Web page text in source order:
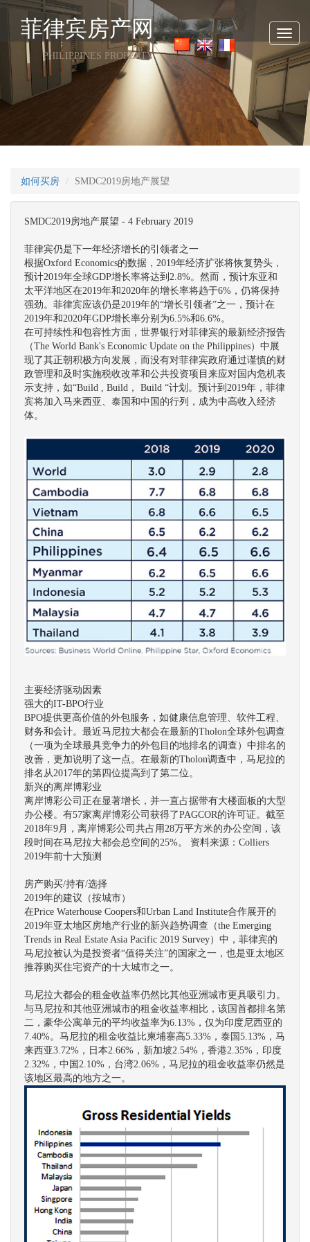
菲律宾房产网
PHILIPPINES PROPERTY
如何买房 SMDC2019房地产展望
SMDC2019房地产展望 - 4 February 2019
菲律宾仍是下一年经济增长的引领者之一
根据Oxford Economics的数据，2019年经济扩张将恢复势头，
预计2019年全球GDP增长率将达到2.8%。然而，预计东亚和
太平洋地区在2019年和2020年的增长率将趋于6%，仍将保持
强劲。菲律宾应该仍是2019年的“增长引领者”之一，预计在
2019年和2020年GDP增长率分别为6.5%和6.6%。
在可持续性和包容性方面，世界银行对菲律宾的最新经济报告
（The World Bank's Economic Update on the Philippines）中展
现了其正朝积极方向发展，而没有对菲律宾政府通过谨慎的财
政管理和及时实施税收改革和公共投资项目来应对国内危机表
示支持，如“Build , Build， Build “计划。预计到2019年，菲律
宾将加入马来西亚、泰国和中国的行列，成为中高收入经济
体。
主要经济驱动因素
强大的IT-BPO行业
BPO提供更高价值的外包服务，如健康信息管理、软件工程、
财务和会计。最近马尼拉大都会在最新的Tholon全球外包调查
（一项为全球最具竞争力的外包目的地排名的调查）中排名的
改善，更加说明了这一点。在最新的Tholon调查中，马尼拉的
排名从2017年的第四位提高到了第二位。
新兴的离岸博彩业
离岸博彩公司正在显著增长，并一直占据带有大楼面板的大型
办公楼。有57家离岸博彩公司获得了PAGCOR的许可证。截至
2018年9月，离岸博彩公司共占用28万平方米的办公空间，该
段时间在马尼拉大都会总空间的25%。 资料来源：Colliers
2019年前十大预测
房产购买/持有/选择
2019年的建议（按城市）
在Price Waterhouse Coopers和Urban Land Institute合作展开的
2019年亚太地区房地产行业的新兴趋势调查（the Emerging
Trends in Real Estate Asia Pacific 2019 Survey）中，菲律宾的
马尼拉被认为是投资者“值得关注”的国家之一，也是亚太地区
推荐购买住宅资产的十大城市之一。
马尼拉大都会的租金收益率仍然比其他亚洲城市更具吸引力。
与马尼拉和其他亚洲城市的租金收益率相比，该国首都排名第
二，豪华公寓单元的平均收益率为6.13%，仅为印度尼西亚的
7.40%。马尼拉的租金收益比柬埔寨高5.33%，泰国5.13%，马
来西亚3.72%，日本2.66%，新加坡2.54%，香港2.35%，印度
2.32%，中国2.10%，台湾2.06%，马尼拉的租金收益率仍然是
该地区最高的地方之一。